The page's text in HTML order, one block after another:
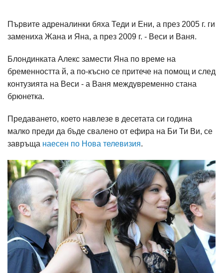
Първите адреналинки бяха Теди и Ени, а през 2005 г. ги
замениха Жана и Яна, а през 2009 г. - Веси и Ваня.
Блондинката Алекс замести Яна по време на
бременността й, а по-късно се притече на помощ и след
контузията на Веси - а Ваня междувременно стана
брюнетка.
Предаването, което навлезе в десетата си година
малко преди да бъде свалено от ефира на Би Ти Ви, се
завръща наесен по Нова телевизия.